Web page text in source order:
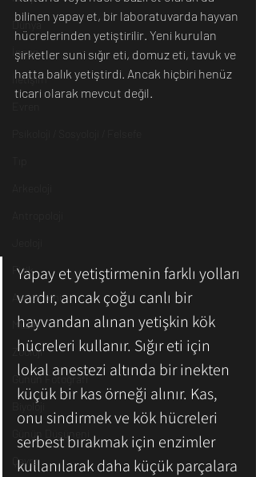
Dünya
İnsan
İletişim
Fizik
Astronomi
Müzik
Zooloji
Günün Fotoğrafı
Biyoloji
Günün Düşüneni
Çevre
bilinen yapay et, bir laboratuvarda hayvan
hücrelerinden yetiştirilir. Yeni kurulan
şirketler suni sığır eti, domuz eti, tavuk ve
hatta balık yetiştirdi. Ancak hiçbiri henüz
ticari olarak mevcut değil.
Yapay et yetiştirmenin farklı yolları
vardır, ancak çoğu canlı bir
hayvandan alınan yetişkin kök
hücreleri kullanır. Sığır eti için
lokal anestezi altında bir inekten
küçük bir kas örneği alınır. Kas,
onu sindirmek ve kök hücreleri
serbest bırakmak için enzimler
kullanılarak daha küçük parçalara